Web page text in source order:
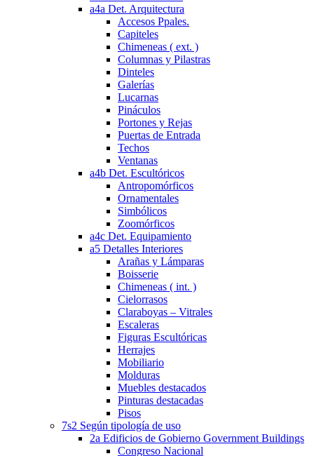
a4a Det. Arquitectura
Accesos Ppales.
Capiteles
Chimeneas ( ext. )
Columnas y Pilastras
Dinteles
Galerías
Lucarnas
Pináculos
Portones y Rejas
Puertas de Entrada
Techos
Ventanas
a4b Det. Escultóricos
Antropomórficos
Ornamentales
Simbólicos
Zoomórficos
a4c Det. Equipamiento
a5 Detalles Interiores
Arañas y Lámparas
Boisserie
Chimeneas ( int. )
Cielorrasos
Claraboyas – Vitrales
Escaleras
Figuras Escultóricas
Herrajes
Mobiliario
Molduras
Muebles destacados
Pinturas destacadas
Pisos
7s2 Según tipología de uso
2a Edificios de Gobierno Government Buildings
Congreso Nacional